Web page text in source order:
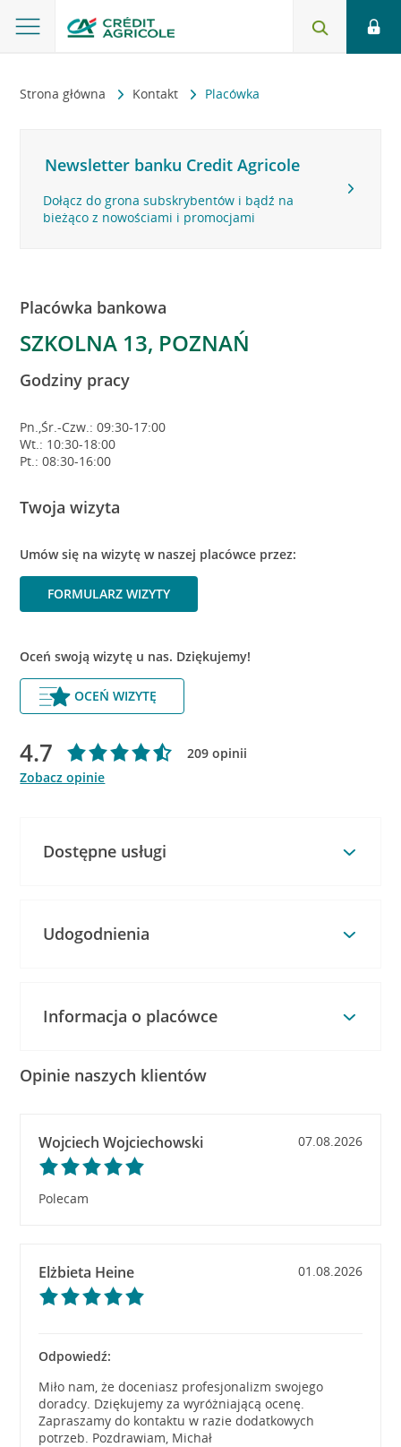
Strona główna Kontakt Placówka
Newsletter banku Credit Agricole
Dołącz do grona subskrybentów i bądź na
bieżąco z nowościami i promocjami
Placówka bankowa
SZKOLNA 13, POZNAŃ
Godziny pracy
Pn.,Śr.-Czw.: 09:30-17:00
Wt.: 10:30-18:00
Pt.: 08:30-16:00
Twoja wizyta
Umów się na wizytę w naszej placówce przez:
FORMULARZ WIZYTY
Oceń swoją wizytę u nas. Dziękujemy!
OCEŃ WIZYTĘ
4.7
209 opinii
Zobacz opinie
Dostępne usługi
Udogodnienia
Informacja o placówce
Opinie naszych klientów
Wojciech Wojciechowski 07.08.2026
Polecam
Elżbieta Heine 01.08.2026
Odpowiedź:
Miło nam, że doceniasz profesjonalizm swojego
doradcy. Dziękujemy za wyróżniającą ocenę.
Zapraszamy do kontaktu w razie dodatkowych
potrzeb. Pozdrawiam, Michał